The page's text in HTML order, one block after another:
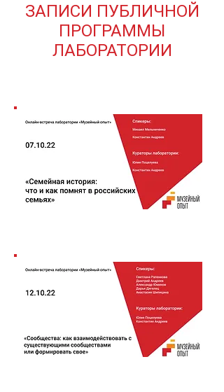
ЗАПИСИ ПУБЛИЧНОЙ
ПРОГРАММЫ
ЛАБОРАТОРИИ